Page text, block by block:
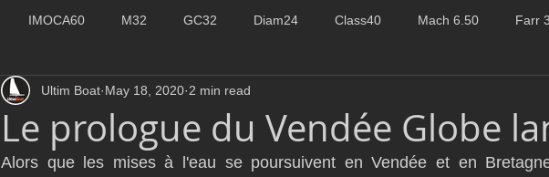
IMOCA60 M32 GC32 Diam24 Class40 Mach 6.50 Farr
D35 Farr 280 Fast 40
Class Rhum JMD54 Botin 52 Classe 50 Figaro 3 Flying
Le prologue du Vendée Globe
Ultim Boat May 18, 2020 2 min read
Alors que les mises à l'eau se poursuivent en Vendée et en